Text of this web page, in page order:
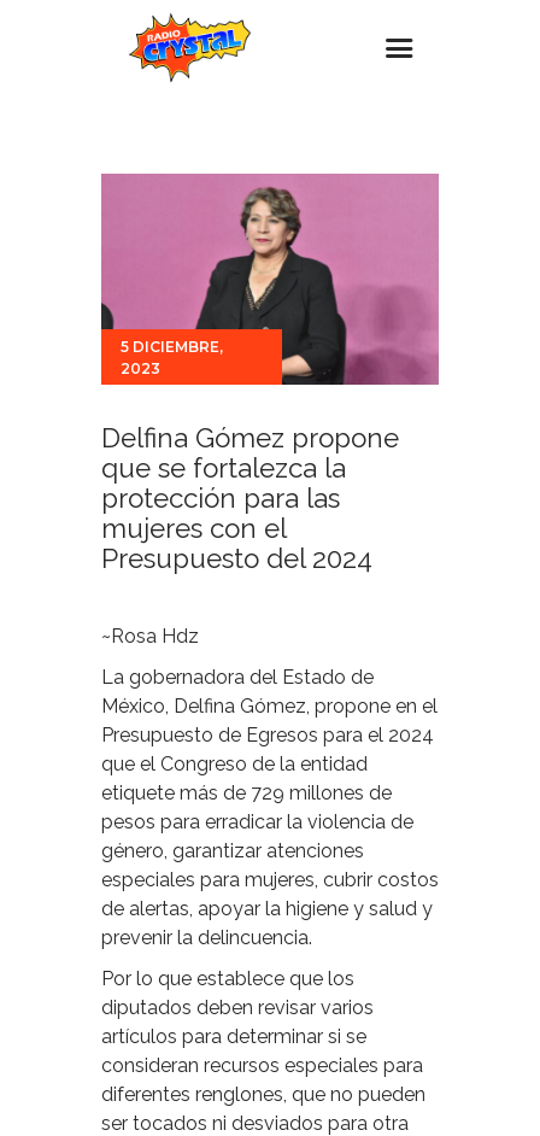
Promociones
Noticias
Para ti
5 DICIEMBRE,
2023
Delfina Gómez propone
que se fortalezca la
protección para las
mujeres con el
Presupuesto del 2024
~Rosa Hdz
La gobernadora del Estado de
México, Delfina Gómez, propone en el
Presupuesto de Egresos para el 2024
que el Congreso de la entidad
etiquete más de 729 millones de
pesos para erradicar la violencia de
género, garantizar atenciones
especiales para mujeres, cubrir costos
de alertas, apoyar la higiene y salud y
prevenir la delincuencia.
Por lo que establece que los
diputados deben revisar varios
artículos para determinar si se
consideran recursos especiales para
diferentes renglones, que no pueden
ser tocados ni desviados para otra